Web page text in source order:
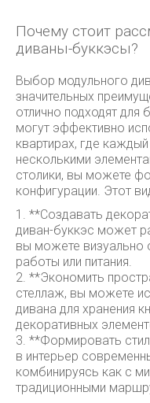
Почему стоит
диваны-буккэсы?
Выбор модульного
значительных
отлично подходят для
могут эффективно
квартирах, где
несколькими
столики, вы можете
конфигурации. Этот
1. **Создавать
диван-буккэс может
вы можете визуально
работы или питания.
2. **Экономить
стеллаж, вы можете
дивана для хранения
декоративных
3. **Формировать
в интерьер
комбинируясь как с
традиционными